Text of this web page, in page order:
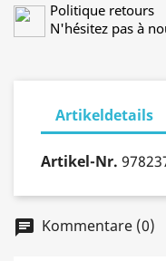
Politique retours
N'hésitez pas à
Artikeldetails
Artikel-Nr.
chat Kommentare (0)